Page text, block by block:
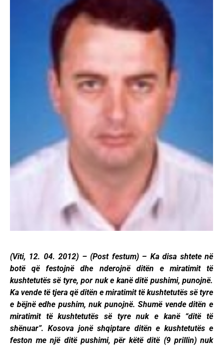
(Viti, 12. 04. 2012) – (Post festum) – Ka disa shtete në
botë që festojnë dhe nderojnë ditën e miratimit të
kushtetutës së tyre, por nuk e kanë ditë pushimi, punojnë.
Ka vende të tjera që ditën e miratimit të kushtetutës së tyre
e bëjnë edhe pushim, nuk punojnë. Shumë vende ditën e
miratimit të kushtetutës së tyre nuk e kanë “ditë të
shënuar”. Kosova jonë shqiptare ditën e kushtetutës e
feston me një ditë pushimi, për këtë ditë (9 prillin) nuk